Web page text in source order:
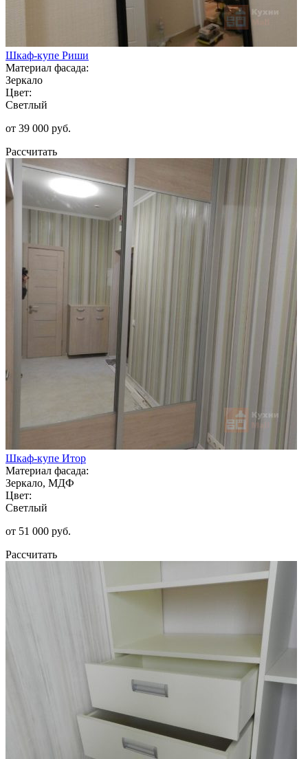
Шкаф-купе Риши
Материал фасада:
Зеркало
Цвет:
Светлый
от 39 000 руб.
Рассчитать
Шкаф-купе Итор
Материал фасада:
Зеркало, МДФ
Цвет:
Светлый
от 51 000 руб.
Рассчитать